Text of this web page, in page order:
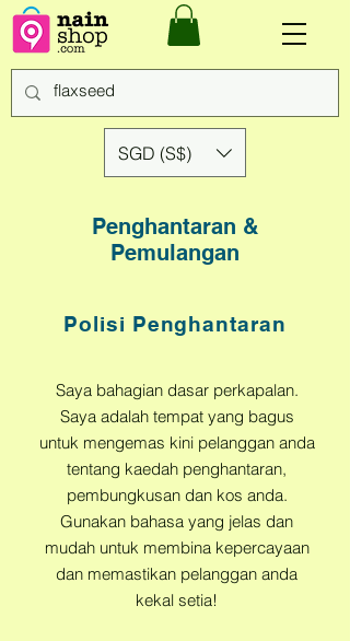
SGD (S$)
Penghantaran &
Pemulangan
Polisi Penghantaran
Saya bahagian dasar perkapalan.
Saya adalah tempat yang bagus
untuk mengemas kini pelanggan anda
tentang kaedah penghantaran,
pembungkusan dan kos anda.
Gunakan bahasa yang jelas dan
mudah untuk membina kepercayaan
dan memastikan pelanggan anda
kekal setia!